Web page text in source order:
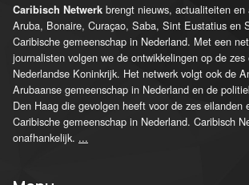
Caribisch Netwerk brengt nieuws, actualiteiten en
Aruba, Bonaire, Curaçao, Saba, Sint Eustatius en
Caribische gemeenschap in Nederland. Met een
journalisten volgen we de ontwikkelingen op de
Nederlandse Koninkrijk. Het netwerk volgt ook de
Arubaanse gemeenschap in Nederland en de
Den Haag die gevolgen heeft voor de zes eilanden
Caribische gemeenschap in Nederland. Caribisch
onafhankelijk. ...